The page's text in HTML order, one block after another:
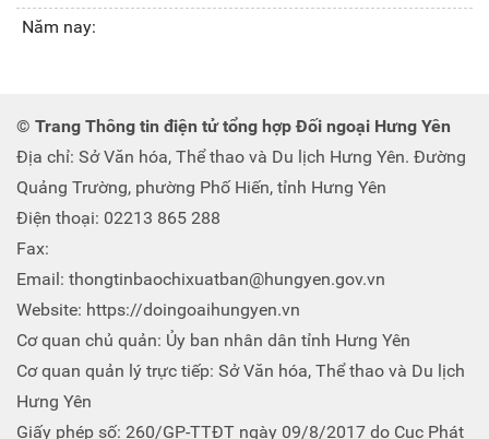
Năm nay:
© Trang Thông tin điện tử tổng hợp Đối ngoại Hưng Yên
Địa chỉ: Sở Văn hóa, Thể thao và Du lịch Hưng Yên. Đường
Quảng Trường, phường Phố Hiến, tỉnh Hưng Yên
Điện thoại: 02213 865 288
Fax:
Email: thongtinbaochixuatban@hungyen.gov.vn
Website: https://doingoaihungyen.vn
Cơ quan chủ quản: Ủy ban nhân dân tỉnh Hưng Yên
Cơ quan quản lý trực tiếp: Sở Văn hóa, Thể thao và Du lịch
Hưng Yên
Giấy phép số: 260/GP-TTĐT ngày 09/8/2017 do Cục Phát